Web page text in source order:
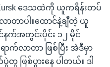
ဒေသထဲကို ယူကရိန်းတပ်
တာပါ။ထောင်နဲ့ချီတဲ့ ယူ
နက်အတွင်းပိုင်း ၁၂ မိုင်
လာတာ ဖြစ်ပြီး အဲဒီမှာ
ဖြစ်ပွားနေ ပါတယ်။ ဒါ